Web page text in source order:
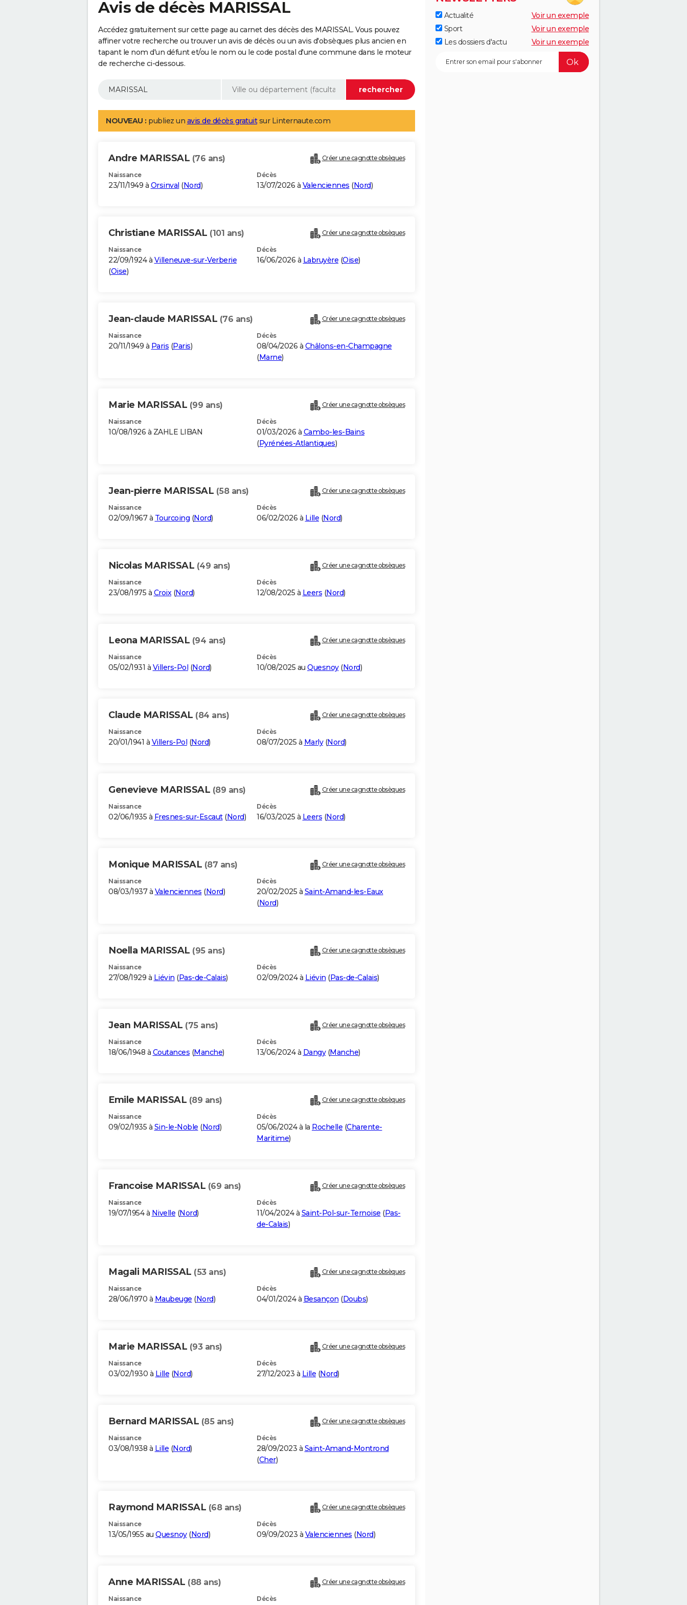
Avis de décès MARISSAL
Accédez gratuitement sur cette page au carnet des décès des MARISSAL. Vous pouvez
affiner votre recherche ou trouver un avis de décès ou un avis d'obsèques plus ancien en
tapant le nom d'un défunt et/ou le nom ou le code postal d'une commune dans le moteur
de recherche ci-dessous.
NOUVEAU : publiez un avis de décès gratuitsur Linternaute.com
Andre MARISSAL (76 ans) Créer une cagnotte obsèques
Naissance
23/11/1949 à Orsinval (Nord)
Décès
13/07/2026 à Valenciennes (Nord)
Christiane MARISSAL (101 ans) Créer une cagnotte obsèques
Naissance
22/09/1924 à Villeneuve-sur-Verberie
(Oise)
Décès
16/06/2026 à Labruyère (Oise)
Jean-claude MARISSAL (76 ans) Créer une cagnotte obsèques
Naissance
20/11/1949 à Paris (Paris)
Décès
08/04/2026 à Châlons-en-Champagne
(Marne)
Marie MARISSAL (99 ans) Créer une cagnotte obsèques
Naissance
10/08/1926 à ZAHLE LIBAN
Décès
01/03/2026 à Cambo-les-Bains
(Pyrénées-Atlantiques)
Jean-pierre MARISSAL (58 ans) Créer une cagnotte obsèques
Naissance
02/09/1967 à Tourcoing (Nord)
Décès
06/02/2026 à Lille (Nord)
Nicolas MARISSAL (49 ans) Créer une cagnotte obsèques
Naissance
23/08/1975 à Croix(Nord)
Décès
12/08/2025 à Leers (Nord)
Leona MARISSAL (94 ans) Créer une cagnotte obsèques
Naissance
05/02/1931 à Villers-Pol (Nord)
Décès
10/08/2025 au Quesnoy(Nord)
Claude MARISSAL (84 ans) Créer une cagnotte obsèques
Naissance
20/01/1941 à Villers-Pol (Nord)
Décès
08/07/2025 à Marly(Nord)
Genevieve MARISSAL (89 ans) Créer une cagnotte obsèques
Naissance
02/06/1935 à Fresnes-sur-Escaut(Nord)
Décès
16/03/2025 à Leers (Nord)
Monique MARISSAL (87 ans) Créer une cagnotte obsèques
Naissance
08/03/1937 à Valenciennes (Nord)
Décès
20/02/2025 à Saint-Amand-les-Eaux
(Nord)
Noella MARISSAL (95 ans) Créer une cagnotte obsèques
Naissance
27/08/1929 à Liévin (Pas-de-Calais)
Décès
02/09/2024 à Liévin (Pas-de-Calais)
Jean MARISSAL (75 ans) Créer une cagnotte obsèques
Naissance
18/06/1948 à Coutances (Manche)
Décès
13/06/2024 à Dangy(Manche)
Emile MARISSAL (89 ans) Créer une cagnotte obsèques
Naissance
09/02/1935 à Sin-le-Noble (Nord)
Décès
05/06/2024 à la Rochelle (Charente-
Maritime)
Francoise MARISSAL (69 ans) Créer une cagnotte obsèques
Naissance
19/07/1954 à Nivelle (Nord)
Décès
11/04/2024 à Saint-Pol-sur-Ternoise (Pas-
de-Calais)
Magali MARISSAL (53 ans) Créer une cagnotte obsèques
Naissance
28/06/1970 à Maubeuge (Nord)
Décès
04/01/2024 à Besançon (Doubs)
Marie MARISSAL (93 ans) Créer une cagnotte obsèques
Naissance
03/02/1930 à Lille (Nord)
Décès
27/12/2023 à Lille (Nord)
Bernard MARISSAL (85 ans) Créer une cagnotte obsèques
Naissance
03/08/1938 à Lille (Nord)
Décès
28/09/2023 à Saint-Amand-Montrond
(Cher)
Raymond MARISSAL (68 ans) Créer une cagnotte obsèques
Naissance
13/05/1955 au Quesnoy(Nord)
Décès
09/09/2023 à Valenciennes (Nord)
Anne MARISSAL (88 ans) Créer une cagnotte obsèques
Naissance Décès
Actualité
Voir un exemple
Sport
Voir un exemple
Les dossiers d'actu
Voir un exemple